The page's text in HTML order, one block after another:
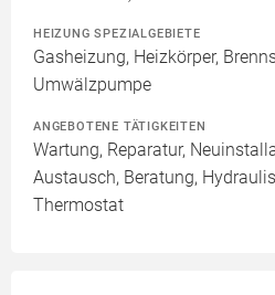
HEIZUNG SPEZIALGEBIETE
Gasheizung, Heizkörper,
Umwälzpumpe
ANGEBOTENE TÄTIGKEITEN
Wartung, Reparatur,
Austausch, Beratung,
Thermostat